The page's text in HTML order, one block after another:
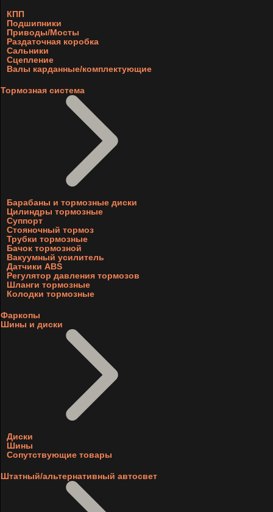
КПП
Подшипники
Приводы/Мосты
Раздаточная коробка
Сальники
Сцепление
Валы карданные/комплектующие
Тормозная система
Барабаны и тормозные диски
Цилиндры тормозные
Суппорт
Стояночный тормоз
Трубки тормозные
Бачок тормозной
Вакуумный усилитель
Датчики ABS
Регулятор давления тормозов
Шланги тормозные
Колодки тормозные
Фаркопы
Шины и диски
Диски
Шины
Сопутствующие товары
Штатный/альтернативный автосвет